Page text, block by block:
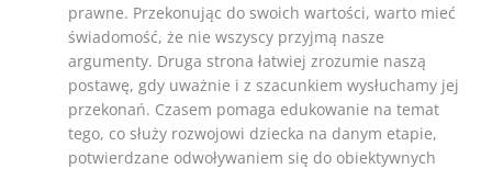
prawne. Przekonując do swoich wartości, warto mieć
świadomość, że nie wszyscy przyjmą nasze
argumenty. Druga strona łatwiej zrozumie naszą
postawę, gdy uważnie i z szacunkiem wysłuchamy jej
przekonań. Czasem pomaga edukowanie na temat
tego, co służy rozwojowi dziecka na danym etapie,
potwierdzane odwoływaniem się do obiektywnych